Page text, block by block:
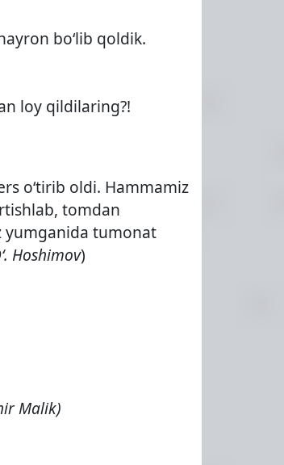
bo‘lib qoldik.
loy qildilaring?!
o‘tirib oldi. Hammamiz
tomdan
yumganida tumonat
Hoshimov)
Malik)